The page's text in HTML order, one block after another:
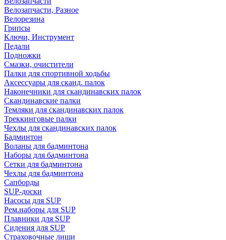
Велозапчасти, Разное
Велорезина
Грипсы
Ключи, Инструмент
Педали
Подножки
Смазки, очистители
Палки для спортивной ходьбы
Аксессуары для сканд. палок
Наконечники для скандинавских палок
Скандинавские палки
Темляки для скандинавских палок
Треккинговые палки
Чехлы для скандинавских палок
Бадминтон
Воланы для бадминтона
Наборы для бадминтона
Сетки для бадминтона
Чехлы для бадминтона
Сапборды
SUP-доски
Насосы для SUP
Рем.наборы для SUP
Плавники для SUP
Сидения для SUP
Страховочные лиши